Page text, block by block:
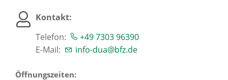
Öffnungszeiten:
Kontakt:
Telefon:
+49 7303 96390
E-Mail:
info-dua@bfz.de